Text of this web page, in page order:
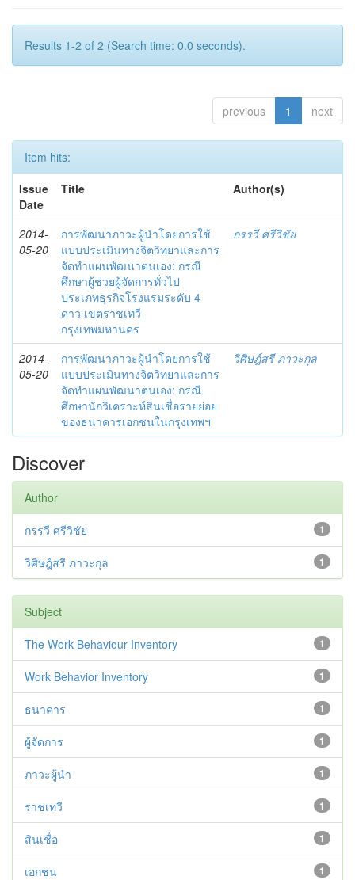
Results 1-2 of 2 (Search time: 0.0 seconds).
previous 1 next
Item hits:
Issue
Date
Title Author(s)
2014-
05-20
การพัฒนาภาวะผู้นำโดยการใช้
แบบประเมินทางจิตวิทยาและการ
จัดทำแผนพัฒนาตนเอง: กรณี
ศึกษาผู้ช่วยผู้จัดการทั่วไป
ประเภทธุรกิจโรงแรมระดับ 4
ดาว เขตราชเทวี
กรุงเทพมหานคร
กรรวี ศรีวิชัย
2014-
05-20
การพัฒนาภาวะผู้นำโดยการใช้
แบบประเมินทางจิตวิทยาและการ
จัดทำแผนพัฒนาตนเอง: กรณี
ศึกษานักวิเคราะห์สินเชื่อรายย่อย
ของธนาคารเอกชนในกรุงเทพฯ
วิศิษฎ์สรี ภาวะกุล
Discover
Author
1
กรรวี ศรีวิชัย
1
วิศิษฎ์สรี ภาวะกุล
Subject
1
The Work Behaviour Inventory
1
Work Behavior Inventory
1
ธนาคาร
1
ผู้จัดการ
1
ภาวะผู้นำ
1
ราชเทวี
1
สินเชื่อ
1
เอกชน